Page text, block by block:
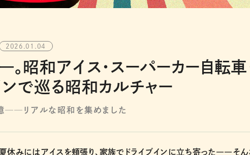
2026.01.04
昭和アイス・スーパーカー自転車
で巡る昭和カルチャー
──リアルな昭和を集めました
休みにはアイスを頬張り、家族でドライブインに立ち寄った――そ